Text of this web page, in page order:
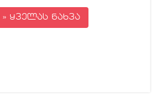
ყველას ნახვა